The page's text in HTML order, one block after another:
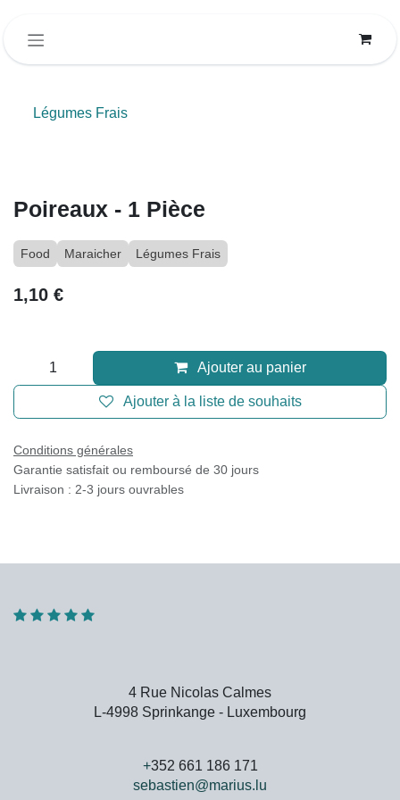
Légumes Frais
Poireaux - 1 Pièce
Food Maraicher Légumes Frais
1,10 €
Ajouter au panier
Ajouter à la liste de souhaits
Conditions générales
Garantie satisfait ou remboursé de 30 jours
Livraison : 2-3 jours ouvrables
4 Rue Nicolas Calmes
L-4998 Sprinkange - Luxembourg
+352 661 186 171
sebastien@marius.lu